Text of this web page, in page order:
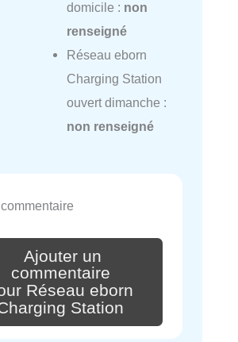
domicile : non
renseigné
Réseau eborn
Charging Station
ouvert dimanche :
non renseigné
Ajouter un
commentaire
Réseau eborn
Station